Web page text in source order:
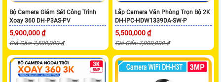
Bộ Camera Giám Sát Công Trình
Xoay 360 DH-P3AS-PV
5,900,000 ₫
Giá Gốc: 7,500,000 ₫
Lắp Camera Văn Phòng Trọn Bộ 2K
DH-IPC-HDW1339DA-SW-P
5,500,000 ₫
Giá Gốc: 7,000,000 ₫